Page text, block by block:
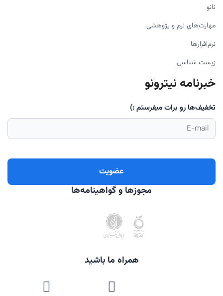
نانو
مهارت‌های نرم و پژوهشی
نرم‌افزارها
زیست شناسی
خبرنامه نیترونو
تخفیف‌ها رو برات میفرستم :)
مجوزها و گواهینامه‌ها
همراه ما باشید